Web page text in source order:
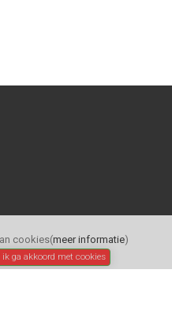
cookies(meer informatie)
ik ga akkoord met cookies